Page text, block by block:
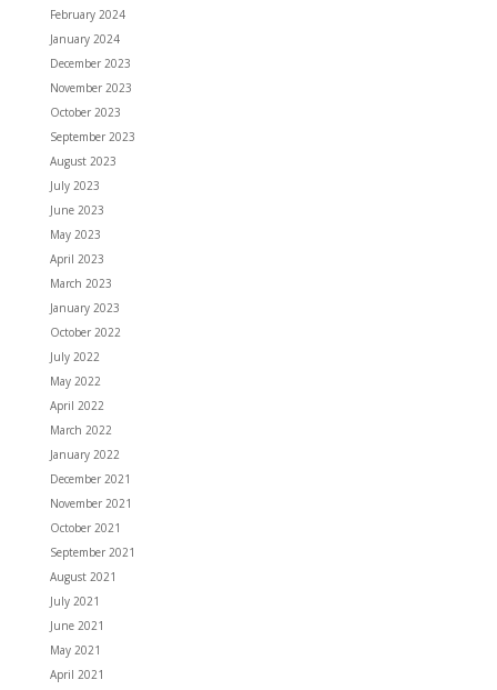
February 2024
January 2024
December 2023
November 2023
October 2023
September 2023
August 2023
July 2023
June 2023
May 2023
April 2023
March 2023
January 2023
October 2022
July 2022
May 2022
April 2022
March 2022
January 2022
December 2021
November 2021
October 2021
September 2021
August 2021
July 2021
June 2021
May 2021
April 2021